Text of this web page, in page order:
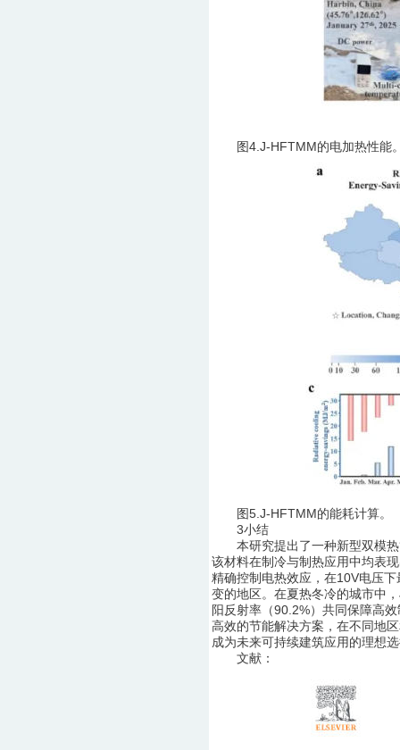
图4.J-HFTMM的电加热性能
图5.J-HFTMM的能耗计算。
3小结
本研究提出了一种新型双模热
该材料在制冷与制热应用中均表
精确控制电热效应，在10V电压
变的地区。在夏热冬冷的城市中
阳反射率（90.2%）共同保障高
高效的节能解决方案，在不同地
成为未来可持续建筑应用的理想
文献：